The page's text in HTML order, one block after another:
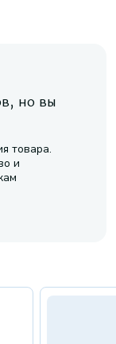
но вы
товара.
и